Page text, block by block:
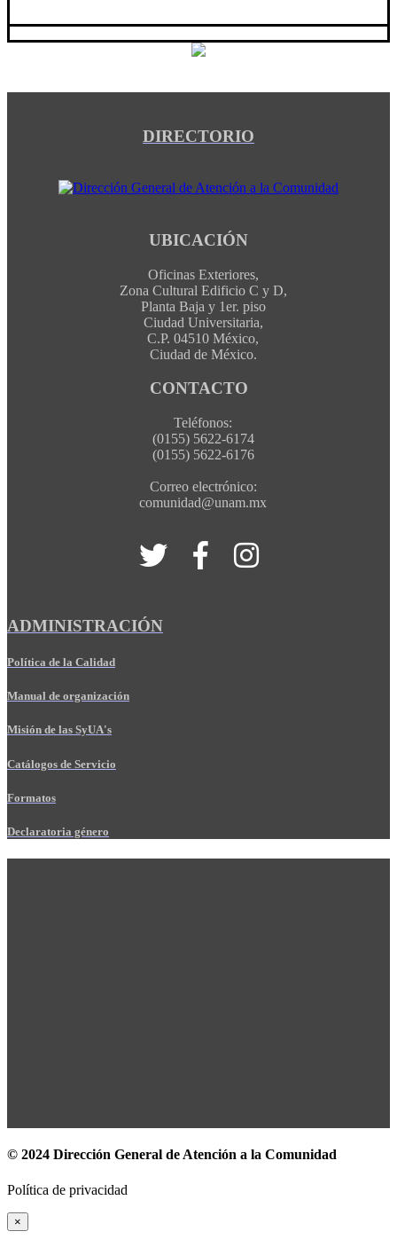
DIRECTORIO
UBICACIÓN
Oficinas Exteriores,
Zona Cultural Edificio C y D,
Planta Baja y 1er. piso
Ciudad Universitaria,
C.P. 04510 México,
Ciudad de México.
CONTACTO
Teléfonos:
(0155) 5622-6174
(0155) 5622-6176
Correo electrónico:
comunidad@unam.mx
ADMINISTRACIÓN
Política de la Calidad
Manual de organización
Misión de las SyUA's
Catálogos de Servicio
Formatos
Declaratoria género
© 2024 Dirección General de Atención a la Comunidad
Política de privacidad
×